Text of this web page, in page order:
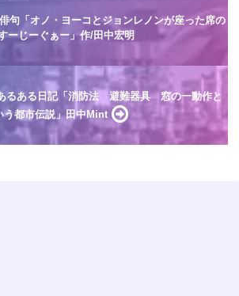
句「オノ・ヨーコとジョンレノンが座った席の
ーじーぐぁー」作/田中宏明
るある日記「消防法 避難器具 窓の一動作と
う都市伝説」田中Mint